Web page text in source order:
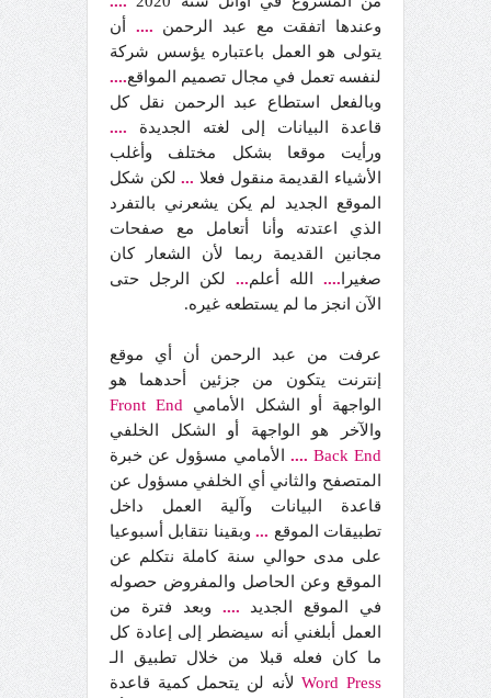
وعندها اتفقت مع عبد الرحمن .... أن
يتولى هو العمل باعتباره يؤسس شركة
لنفسه تعمل في مجال تصميم المواقع....
وبالفعل استطاع عبد الرحمن نقل كل
قاعدة البيانات إلى لغته الجديدة ....
ورأيت موقعا بشكل مختلف وأغلب
الأشياء القديمة منقول فعلا ...لكن شكل
الموقع الجديد لم يكن يشعرني بالتفرد
الذي اعتدته وأنا أتعامل مع صفحات
مجانين القديمة ربما لأن الشعار كان
صغيرا .... الله أعلم... لكن الرجل حتى
الآن انجز ما لم يستطعه غيره.
عرفت من عبد الرحمن أن أي موقع
إنترنت يتكون من جزئين أحدهما هو
الواجهة أو الشكل الأمامي
Front End
والآخر هو الواجهة أو الشكل الخلفي
Back End
.... الأمامي مسؤول عن خبرة
المتصفح والثاني أي الخلفي مسؤول عن
قاعدة البيانات وآلية العمل داخل
تطبيقات الموقع ...وبقينا نتقابل أسبوعيا
على مدى حوالي سنة كاملة نتكلم عن
الموقع وعن الحاصل والمفروض حصوله
في الموقع الجديد .... وبعد فترة من
العمل أبلغني أنه سيضطر إلى إعادة كل
ما كان فعله قبلا من خلال تطبيق الـ
Word Press
لأنه لن يتحمل كمية قاعدة